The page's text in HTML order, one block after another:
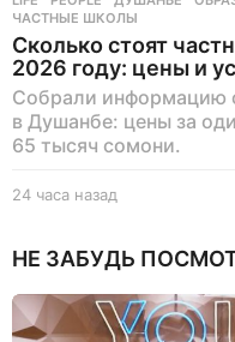
ЧАСТНЫЕ ШКОЛЫ
Сколько стоят
2026 году: цены и
Собрали информацию
в Душанбе: цены за
65 тысяч сомони.
24 часа назад
а
а
н
НЕ ЗАБУДЬ